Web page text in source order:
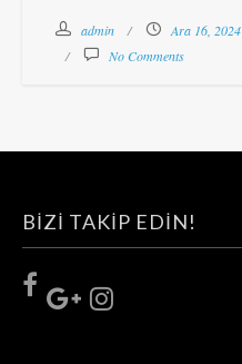
admin Ara 16, 2024
No Comments
BIZI TAKIP EDIN!